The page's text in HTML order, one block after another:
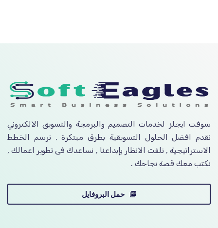
سوفت ايجلز لخدمات التصميم والبرمجة والتسويق الالكتروني
نقدم افضل الحلول التسويقية بطرق مبتكرة , نرسم الخطط
الاستراتيجية , نلفت الانظار بإبداعنا , نساعدك فى تطوير اعمالك ,
نكتب معك قصة نجاحك .
حمل البروفايل